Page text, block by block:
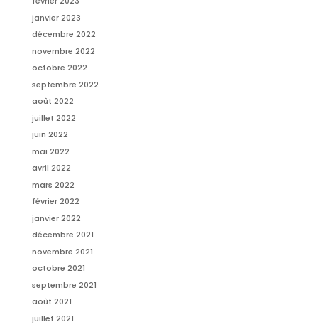
janvier 2023
décembre 2022
novembre 2022
octobre 2022
septembre 2022
août 2022
juillet 2022
juin 2022
mai 2022
avril 2022
mars 2022
février 2022
janvier 2022
décembre 2021
novembre 2021
octobre 2021
septembre 2021
août 2021
juillet 2021